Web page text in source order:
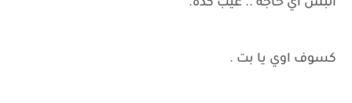
البس اي حاجه .. عيب كده.
كسوف اوي يا بت .